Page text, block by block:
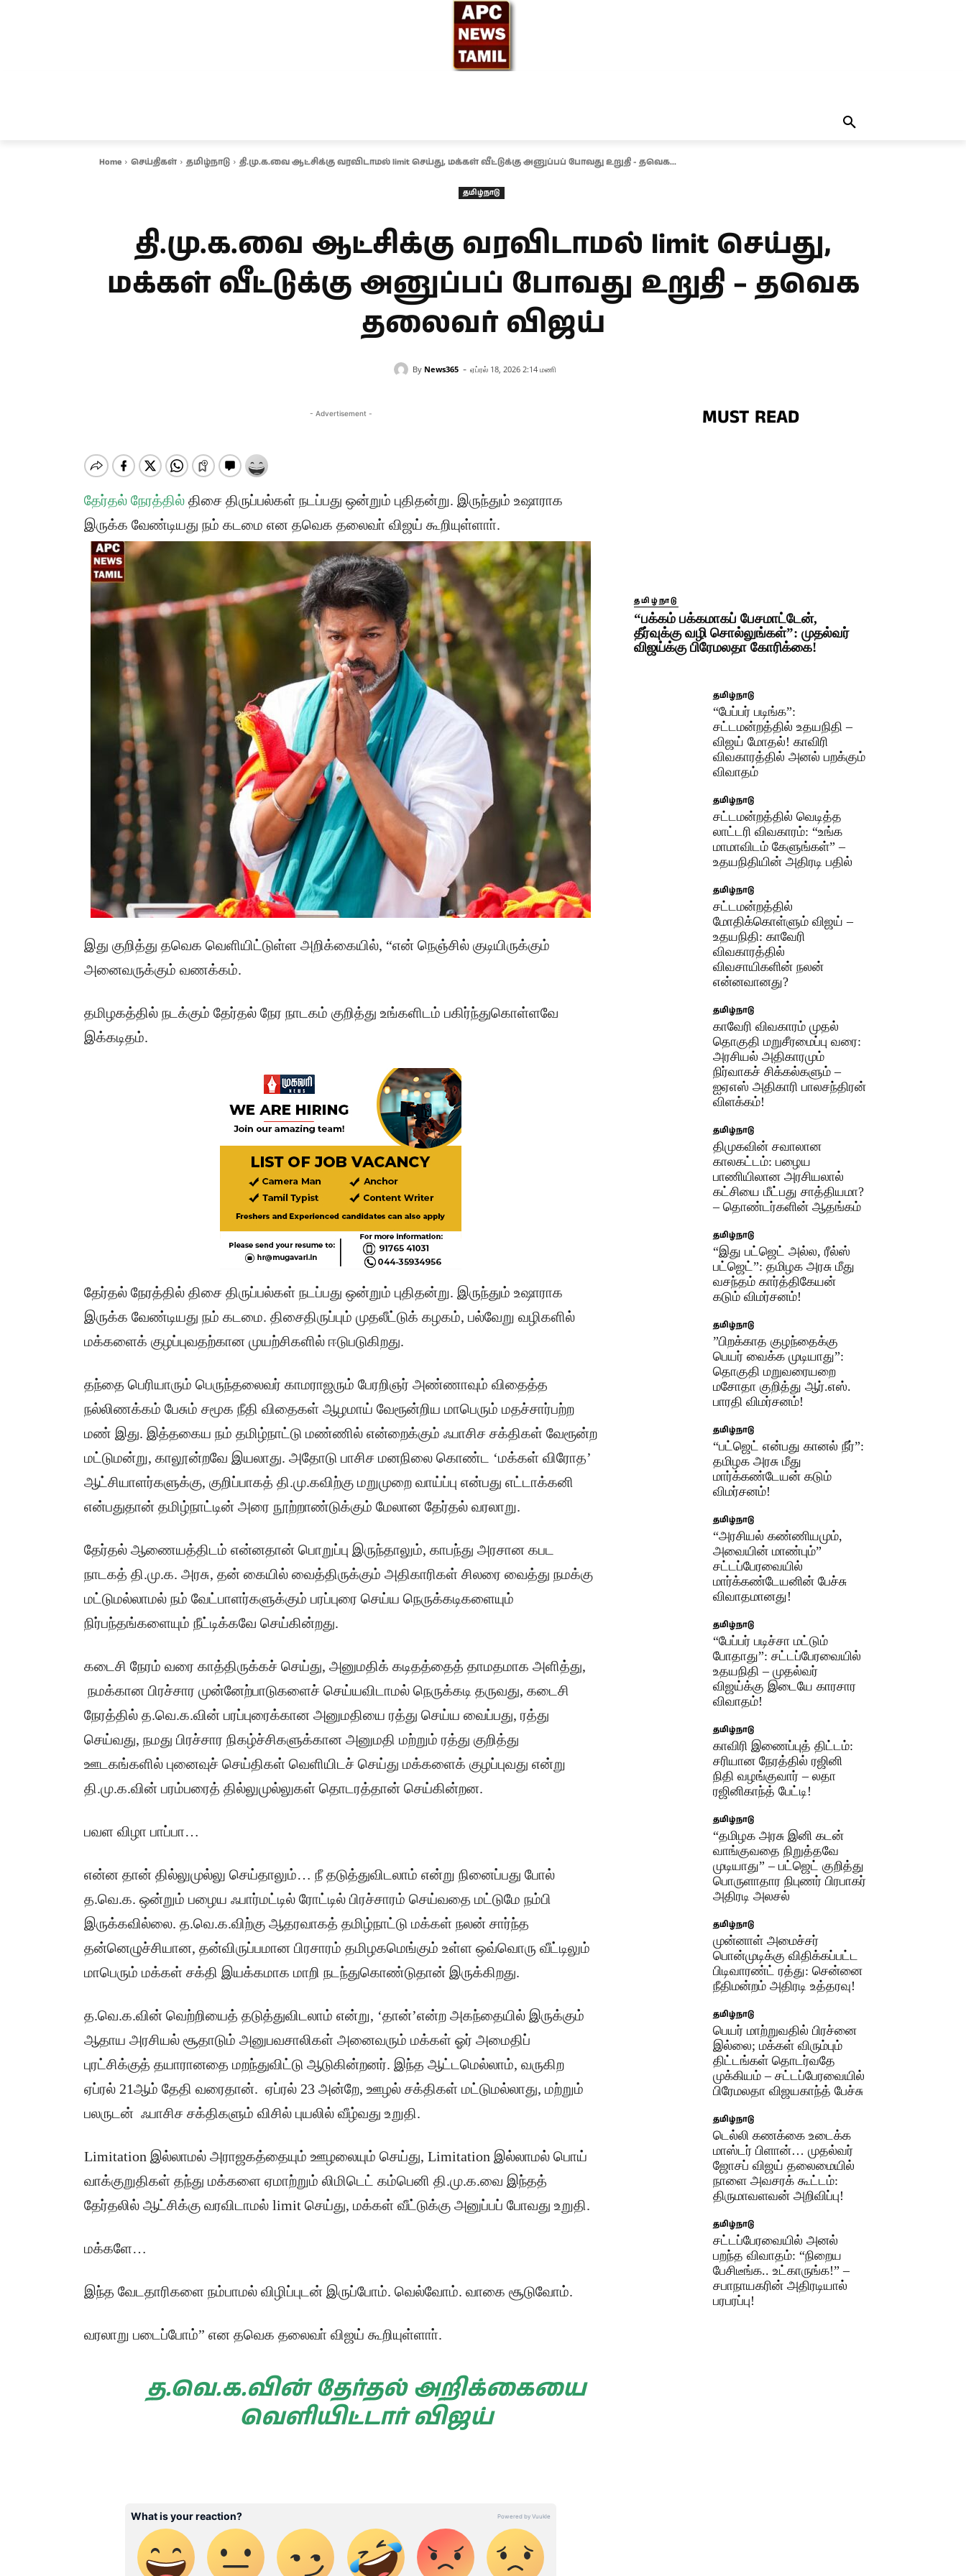
Home செய்திகள் தமிழ்நாடு தி.மு.க.வை ஆட்சிக்கு வரவிடாமல் limit செய்து, மக்கள் வீட்டுக்கு அனுப்பப் போவது உறுதி - தவெக...
தமிழ்நாடு
தி.மு.க.வை ஆட்சிக்கு வரவிடாமல் limit செய்து,
மக்கள் வீட்டுக்கு அனுப்பப் போவது உறுதி – தவெக
தலைவர் விஜய்
By News365 - ஏப்ரல் 18, 2026 2:14 மணி
- Advertisement -
தேர்தல் நேரத்தில் திசை திருப்பல்கள் நடப்பது ஒன்றும் புதிதன்று. இருந்தும் உஷாராக
இருக்க வேண்டியது நம் கடமை என தவெக தலைவா் விஜய் கூறியுள்ளாா்.
இது குறித்து தவெக வெளியிட்டுள்ள அறிக்கையில், “என் நெஞ்சில் குடியிருக்கும்
அனைவருக்கும் வணக்கம்.
தமிழகத்தில் நடக்கும் தேர்தல் நேர நாடகம் குறித்து உங்களிடம் பகிர்ந்துகொள்ளவே
இக்கடிதம்.
தேர்தல் நேரத்தில் திசை திருப்பல்கள் நடப்பது ஒன்றும் புதிதன்று. இருந்தும் உஷாராக
இருக்க வேண்டியது நம் கடமை. திசைதிருப்பும் முதலீட்டுக் கழகம், பல்வேறு வழிகளில்
மக்களைக் குழப்புவதற்கான முயற்சிகளில் ஈடுபடுகிறது.
தந்தை பெரியாரும் பெருந்தலைவர் காமராஜரும் பேரறிஞர் அண்ணாவும் விதைத்த
நல்லிணக்கம் பேசும் சமூக நீதி விதைகள் ஆழமாய் வேரூன்றிய மாபெரும் மதச்சார்பற்ற
மண் இது. இத்தகைய நம் தமிழ்நாட்டு மண்ணில் என்றைக்கும் ஃபாசிச சக்திகள் வேரூன்ற
மட்டுமன்று, காலூன்றவே இயலாது. அதோடு பாசிச மனநிலை கொண்ட ‘மக்கள் விரோத’
ஆட்சியாளர்களுக்கு, குறிப்பாகத் தி.மு.கவிற்கு மறுமுறை வாய்ப்பு என்பது எட்டாக்கனி
என்பதுதான் தமிழ்நாட்டின் அரை நூற்றாண்டுக்கும் மேலான தேர்தல் வரலாறு.
தேர்தல் ஆணையத்திடம் என்னதான் பொறுப்பு இருந்தாலும், காபந்து அரசான கபட
நாடகத் தி.மு.க. அரசு, தன் கையில் வைத்திருக்கும் அதிகாரிகள் சிலரை வைத்து நமக்கு
மட்டுமல்லாமல் நம் வேட்பாளர்களுக்கும் பரப்புரை செய்ய நெருக்கடிகளையும்
நிர்பந்தங்களையும் நீட்டிக்கவே செய்கின்றது.
கடைசி நேரம் வரை காத்திருக்கச் செய்து, அனுமதிக் கடிதத்தைத் தாமதமாக அளித்து,
நமக்கான பிரச்சார முன்னேற்பாடுகளைச் செய்யவிடாமல் நெருக்கடி தருவது, கடைசி
நேரத்தில் த.வெ.க.வின் பரப்புரைக்கான அனுமதியை ரத்து செய்ய வைப்பது, ரத்து
செய்வது, நமது பிரச்சார நிகழ்ச்சிகளுக்கான அனுமதி மற்றும் ரத்து குறித்து
ஊடகங்களில் புனைவுச் செய்திகள் வெளியிடச் செய்து மக்களைக் குழப்புவது என்று
தி.மு.க.வின் பரம்பரைத் தில்லுமுல்லுகள் தொடரத்தான் செய்கின்றன.
பவள விழா பாப்பா…
என்ன தான் தில்லுமுல்லு செய்தாலும்… நீ தடுத்துவிடலாம் என்று நினைப்பது போல்
த.வெ.க. ஒன்றும் பழைய ஃபார்மட்டில் ரோட்டில் பிரச்சாரம் செய்வதை மட்டுமே நம்பி
இருக்கவில்லை. த.வெ.க.விற்கு ஆதரவாகத் தமிழ்நாட்டு மக்கள் நலன் சார்ந்த
தன்னெழுச்சியான, தன்விருப்பமான பிரசாரம் தமிழகமெங்கும் உள்ள ஒவ்வொரு வீட்டிலும்
மாபெரும் மக்கள் சக்தி இயக்கமாக மாறி நடந்துகொண்டுதான் இருக்கிறது.
த.வெ.க.வின் வெற்றியைத் தடுத்துவிடலாம் என்று, ‘தான்’என்ற அகந்தையில் இருக்கும்
ஆதாய அரசியல் சூதாடும் அனுபவசாலிகள் அனைவரும் மக்கள் ஓர் அமைதிப்
புரட்சிக்குத் தயாரானதை மறந்துவிட்டு ஆடுகின்றனர். இந்த ஆட்டமெல்லாம், வருகிற
ஏப்ரல் 21ஆம் தேதி வரைதான். ஏப்ரல் 23 அன்றே, ஊழல் சக்திகள் மட்டுமல்லாது, மற்றும்
பலருடன் ஃபாசிச சக்திகளும் விசில் புயலில் வீழ்வது உறுதி.
Limitation இல்லாமல் அராஜகத்தையும் ஊழலையும் செய்து, Limitation இல்லாமல் பொய்
வாக்குறுதிகள் தந்து மக்களை ஏமாற்றும் லிமிடெட் கம்பெனி தி.மு.க.வை இந்தத்
தேர்தலில் ஆட்சிக்கு வரவிடாமல் limit செய்து, மக்கள் வீட்டுக்கு அனுப்பப் போவது உறுதி.
மக்களே…
இந்த வேடதாரிகளை நம்பாமல் விழிப்புடன் இருப்போம். வெல்வோம். வாகை சூடுவோம்.
வரலாறு படைப்போம்” என தவெக தலைவா் விஜய் கூறியுள்ளாா்.
த.வெ.க.வின் தேர்தல் அறிக்கையை
வெளியிட்டார் விஜய்
MUST READ
தமிழ்நாடு
“பக்கம் பக்கமாகப் பேசமாட்டேன்,
தீர்வுக்கு வழி சொல்லுங்கள்”: முதல்வர்
விஜய்க்கு பிரேமலதா கோரிக்கை!
தமிழ்நாடு
“பேப்பர் படிங்க”:
சட்டமன்றத்தில் உதயநிதி –
விஜய் மோதல்! காவிரி
விவகாரத்தில் அனல் பறக்கும்
விவாதம்
தமிழ்நாடு
சட்டமன்றத்தில் வெடித்த
லாட்டரி விவகாரம்: “உங்க
மாமாவிடம் கேளுங்கள்” –
உதயநிதியின் அதிரடி பதில்
தமிழ்நாடு
சட்டமன்றத்தில்
மோதிக்கொள்ளும் விஜய் –
உதயநிதி: காவேரி
விவகாரத்தில்
விவசாயிகளின் நலன்
என்னவானது?
தமிழ்நாடு
​காவேரி விவகாரம் முதல்
தொகுதி மறுசீரமைப்பு வரை:
அரசியல் அதிகாரமும்
நிர்வாகச் சிக்கல்களும் –
ஐஏஎஸ் அதிகாரி பாலசந்திரன்
விளக்கம்!
தமிழ்நாடு
திமுகவின் சவாலான
காலகட்டம்: பழைய
பாணியிலான அரசியலால்
கட்சியை மீட்பது சாத்தியமா?
– தொண்டர்களின் ஆதங்கம்
தமிழ்நாடு
“இது பட்ஜெட் அல்ல, ரீல்ஸ்
பட்ஜெட்”: தமிழக அரசு மீது
வசந்தம் கார்த்திகேயன்
கடும் விமர்சனம்!
தமிழ்நாடு
​”பிறக்காத குழந்தைக்கு
பெயர் வைக்க முடியாது”:
தொகுதி மறுவரையறை
மசோதா குறித்து ஆர்.எஸ்.
பாரதி விமர்சனம்!
தமிழ்நாடு
“பட்ஜெட் என்பது கானல் நீர்”:
தமிழக அரசு மீது
மார்க்கண்டேயன் கடும்
விமர்சனம்!
தமிழ்நாடு
“அரசியல் கண்ணியமும்,
அவையின் மாண்பும்”
சட்டப்பேரவையில்
மார்க்கண்டேயனின் பேச்சு
விவாதமானது!
தமிழ்நாடு
“பேப்பர் படிச்சா மட்டும்
போதாது”: சட்டப்பேரவையில்
உதயநிதி – முதல்வர்
விஜய்க்கு இடையே காரசார
விவாதம்!
தமிழ்நாடு
காவிரி இணைப்புத் திட்டம்:
சரியான நேரத்தில் ரஜினி
நிதி வழங்குவார் – லதா
ரஜினிகாந்த் பேட்டி!
தமிழ்நாடு
“தமிழக அரசு இனி கடன்
வாங்குவதை நிறுத்தவே
முடியாது” – பட்ஜெட் குறித்து
பொருளாதார நிபுணர் பிரபாகர்
அதிரடி அலசல்
தமிழ்நாடு
முன்னாள் அமைச்சர்
பொன்முடிக்கு விதிக்கப்பட்ட
பிடிவாரண்ட் ரத்து: சென்னை
நீதிமன்றம் அதிரடி உத்தரவு!
தமிழ்நாடு
பெயர் மாற்றுவதில் பிரச்னை
இல்லை; மக்கள் விரும்பும்
திட்டங்கள் தொடர்வதே
முக்கியம் – சட்டப்பேரவையில்
பிரேமலதா விஜயகாந்த் பேச்சு
தமிழ்நாடு
டெல்லி கணக்கை உடைக்க
மாஸ்டர் பிளான்… முதல்வர்
ஜோசப் விஜய் தலைமையில்
நாளை அவசரக் கூட்டம்:
திருமாவளவன் அறிவிப்பு!
தமிழ்நாடு
சட்டப்பேரவையில் அனல்
பறந்த விவாதம்: “நிறைய
பேசிடீங்க.. உட்காருங்க!” –
சபாநாயகரின் அதிரடியால்
பரபரப்பு!